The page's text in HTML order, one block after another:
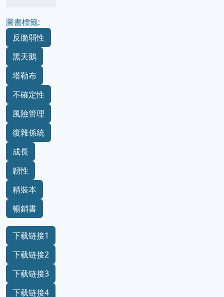
圖書標籤:
反脆弱性
黑天鵝
塔勒布
不確定性
風險管理
復雜係統
成長
韌性
精裝本
暢銷書
下载链接1
下载链接2
下载链接3
下载链接4